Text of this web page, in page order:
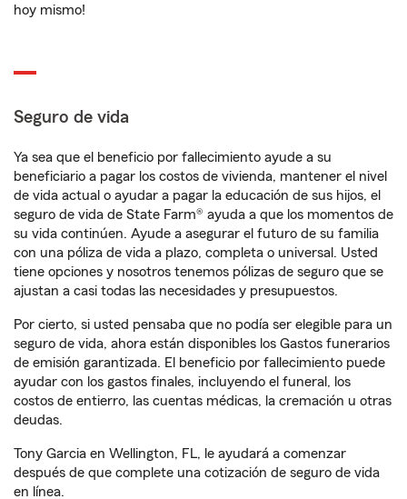
hoy mismo!
Seguro de vida
Ya sea que el beneficio por fallecimiento ayude a su
beneficiario a pagar los costos de vivienda, mantener el nivel
de vida actual o ayudar a pagar la educación de sus hijos, el
seguro de vida de State Farm® ayuda a que los momentos de
su vida continúen. Ayude a asegurar el futuro de su familia
con una póliza de vida a plazo, completa o universal. Usted
tiene opciones y nosotros tenemos pólizas de seguro que se
ajustan a casi todas las necesidades y presupuestos.
Por cierto, si usted pensaba que no podía ser elegible para un
seguro de vida, ahora están disponibles los Gastos funerarios
de emisión garantizada. El beneficio por fallecimiento puede
ayudar con los gastos finales, incluyendo el funeral, los
costos de entierro, las cuentas médicas, la cremación u otras
deudas.
Tony Garcia en Wellington, FL, le ayudará a comenzar
después de que complete una cotización de seguro de vida
en línea.